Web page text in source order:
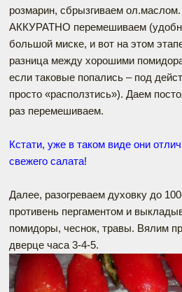
розмарин, сбрызгиваем ол.маслом.
АККУРАТНО перемешиваем
большой миске, и вот на этом
разница между хорошими
если таковые попались – под
просто «расползтись»). Даем
раз перемешиваем.
Кстати, уже в таком виде они
свежего салата!
Далее, разогреваем духовку до
противень пергаментом и
помидоры, чеснок, травы. Вялим
дверце часа 3-4-5.